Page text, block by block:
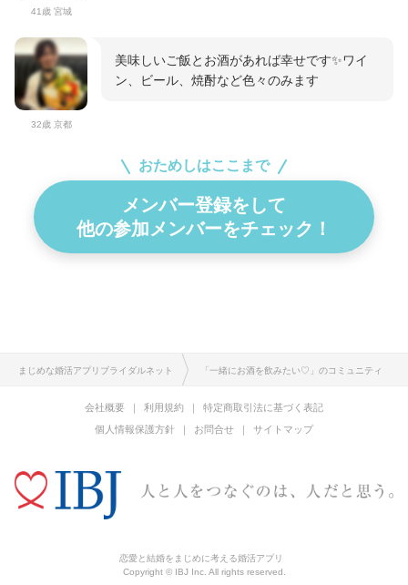
41歳 宮城
32歳 京都
美味しいご飯とお酒があれば幸せです✨ワイ
ン、ビール、焼酎など色々のみます
おためしはここまで
メンバー登録をして
他の参加メンバーをチェック！
まじめな婚活アプリブライダルネット 「一緒にお酒を飲みたい♡」のコミュニティ
会社概要 利用規約
特定商取引法に基づく表記
個人情報保護方針
お問合せ サイトマップ
恋愛と結婚をまじめに考える婚活アプリ
Copyright © IBJ Inc. All rights reserved.